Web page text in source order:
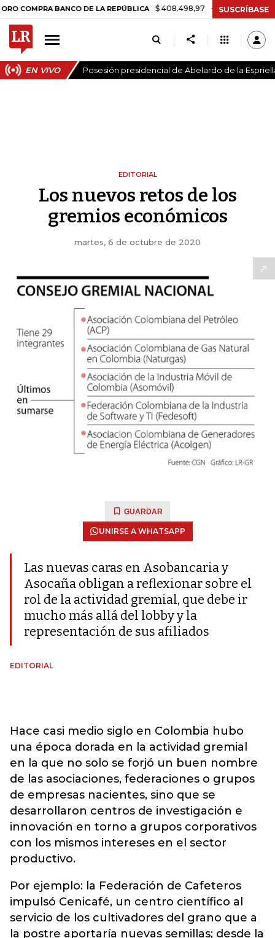
BANCO DE LA REPÚBLICA $ 408.498,97 +$ 8.753,81 +2,19%
SUSCRÍBASE
EN VIVO Posesión presidencial de Abelardo de la
EDITORIAL
Los nuevos retos de los
gremios económicos
martes, 6 de octubre de 2020
GUARDAR
UNIRSE A WHATSAPP
Las nuevas caras en Asobancaria y
Asocaña obligan a reflexionar sobre el
rol de la actividad gremial, que debe ir
mucho más allá del lobby y la
representación de sus afiliados
EDITORIAL
Hace casi medio siglo en Colombia hubo
una época dorada en la actividad gremial
en la que no solo se forjó un buen nombre
de las asociaciones, federaciones o grupos
de empresas nacientes, sino que se
desarrollaron centros de investigación e
innovación en torno a grupos corporativos
con los mismos intereses en el sector
productivo.
Por ejemplo: la Federación de Cafeteros
impulsó Cenicafé, un centro científico al
servicio de los cultivadores del grano que a
la postre aportaría nuevas semillas; desde la